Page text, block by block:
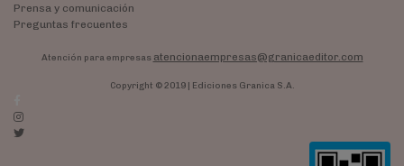
Prensa y comunicación
Preguntas frecuentes
Atención para empresas atencionaempresas@granicaeditor.com
Copyright © 2019 | Ediciones Granica S.A.